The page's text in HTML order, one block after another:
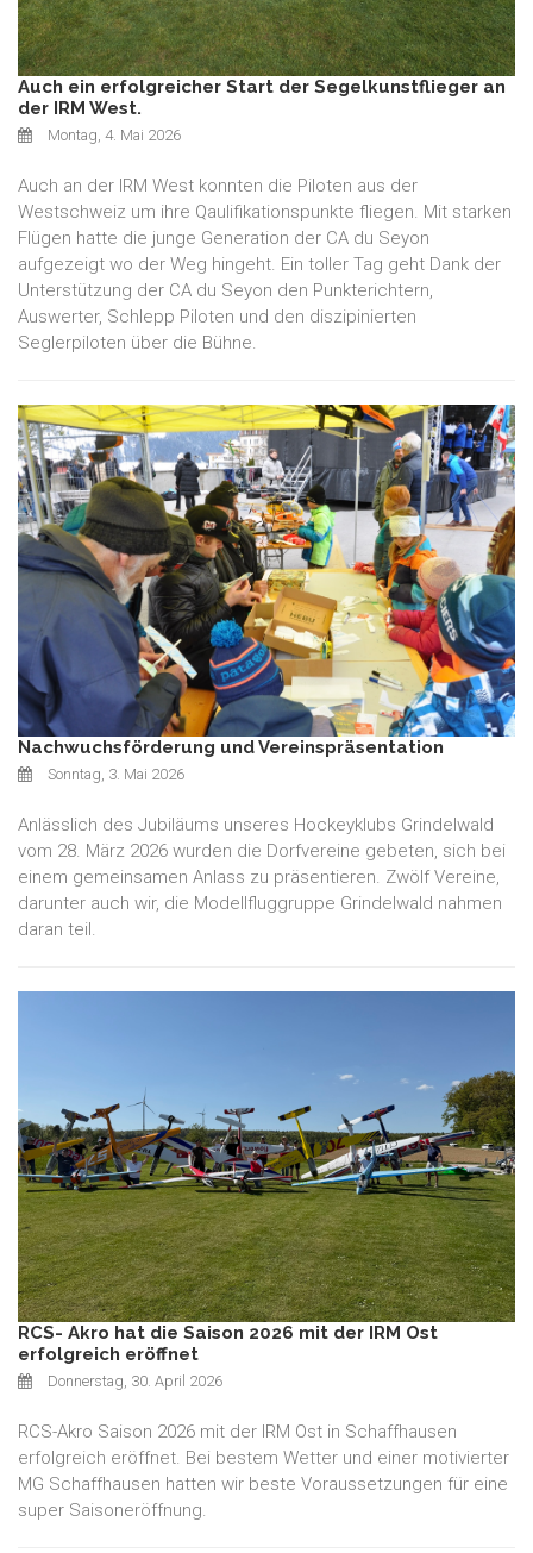
Auch ein erfolgreicher Start der Segelkunstflieger an
der IRM West.
Montag, 4. Mai 2026
Auch an der IRM West konnten die Piloten aus der
Westschweiz um ihre Qaulifikationspunkte fliegen. Mit starken
Flügen hatte die junge Generation der CA du Seyon
aufgezeigt wo der Weg hingeht. Ein toller Tag geht Dank der
Unterstützung der CA du Seyon den Punkterichtern,
Auswerter, Schlepp Piloten und den diszipinierten
Seglerpiloten über die Bühne.
Nachwuchsförderung und Vereinspräsentation
Sonntag, 3. Mai 2026
Anlässlich des Jubiläums unseres Hockeyklubs Grindelwald
vom 28. März 2026 wurden die Dorfvereine gebeten, sich bei
einem gemeinsamen Anlass zu präsentieren. Zwölf Vereine,
darunter auch wir, die Modellfluggruppe Grindelwald nahmen
daran teil.
RCS- Akro hat die Saison 2026 mit der IRM Ost
erfolgreich eröffnet
Donnerstag, 30. April 2026
RCS-Akro Saison 2026 mit der IRM Ost in Schaffhausen
erfolgreich eröffnet. Bei bestem Wetter und einer motivierter
MG Schaffhausen hatten wir beste Voraussetzungen für eine
super Saisoneröffnung.